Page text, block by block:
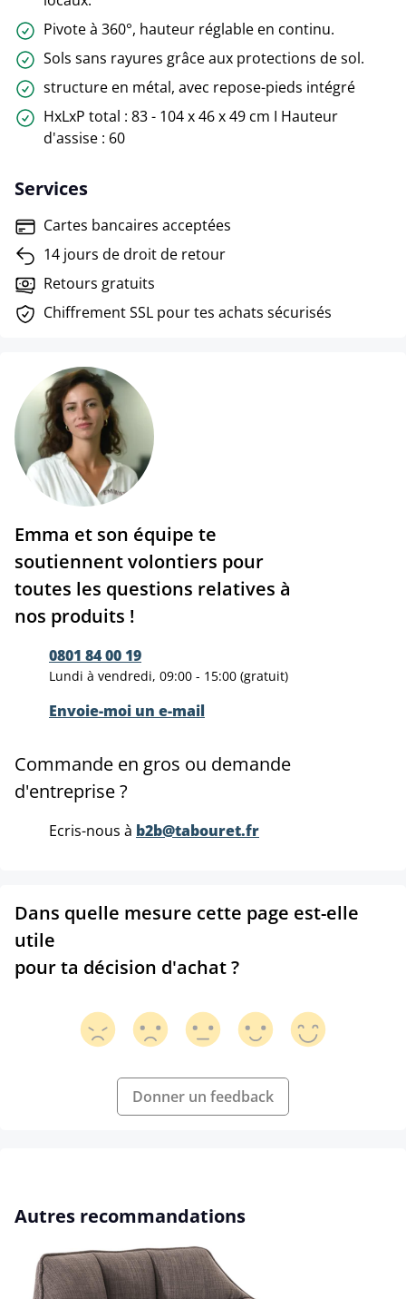
Pivote à 360°, hauteur réglable en continu.
Sols sans rayures grâce aux protections de sol.
structure en métal, avec repose-pieds intégré
HxLxP total : 83 - 104 x 46 x 49 cm I Hauteur
d'assise : 60
Services
Cartes bancaires acceptées
14 jours de droit de retour
Retours gratuits
Chiffrement SSL pour tes achats sécurisés
Emma et son équipe te
soutiennent volontiers pour
toutes les questions relatives à
nos produits !
0801 84 00 19
Lundi à vendredi, 09:00 - 15:00 (gratuit)
Envoie-moi un e-mail
Commande en gros ou demande
d'entreprise ?
Ecris-nous à b2b@tabouret.fr
Dans quelle mesure cette page est-elle
utile
pour ta décision d'achat ?
Donner un feedback
Ignorer la galerie de produits
Autres recommandations